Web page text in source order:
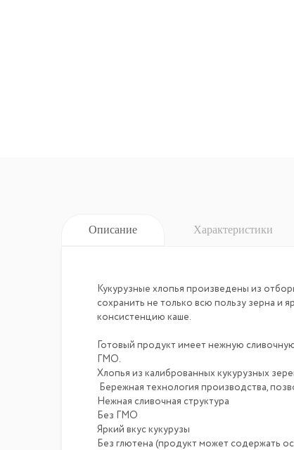
Описание Характеристики
Кукурузные хлопья произведены из
сохранить не только всю пользу зерна и
консистенцию каше.
Готовый продукт имеет нежную
ГМО.
Хлопья из калиброванных кукурузных
Бережная технология производства,
Нежная сливочная структура
Без ГМО
Яркий вкус кукурузы
Без глютена (продукт может содержать